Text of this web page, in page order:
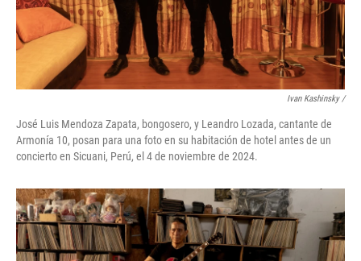
Ivan Kashinsky/
José Luis Mendoza Zapata, bongosero, y Leandro Lozada, cantante de
Armonía 10, posan para una foto en su habitación de hotel antes de un
concierto en Sicuani, Perú, el 4 de noviembre de 2024.